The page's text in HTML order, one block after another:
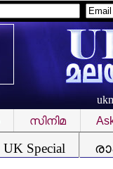
സിനിമ
UK Special